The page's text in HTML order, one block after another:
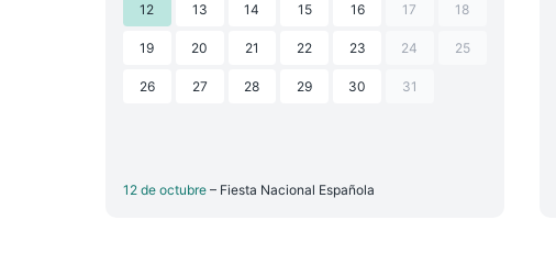
12 13 14 15 16 17 18
19 20 21 22 23 24 25
26 27 28 29 30 31
12 de octubre – Fiesta Nacional Española